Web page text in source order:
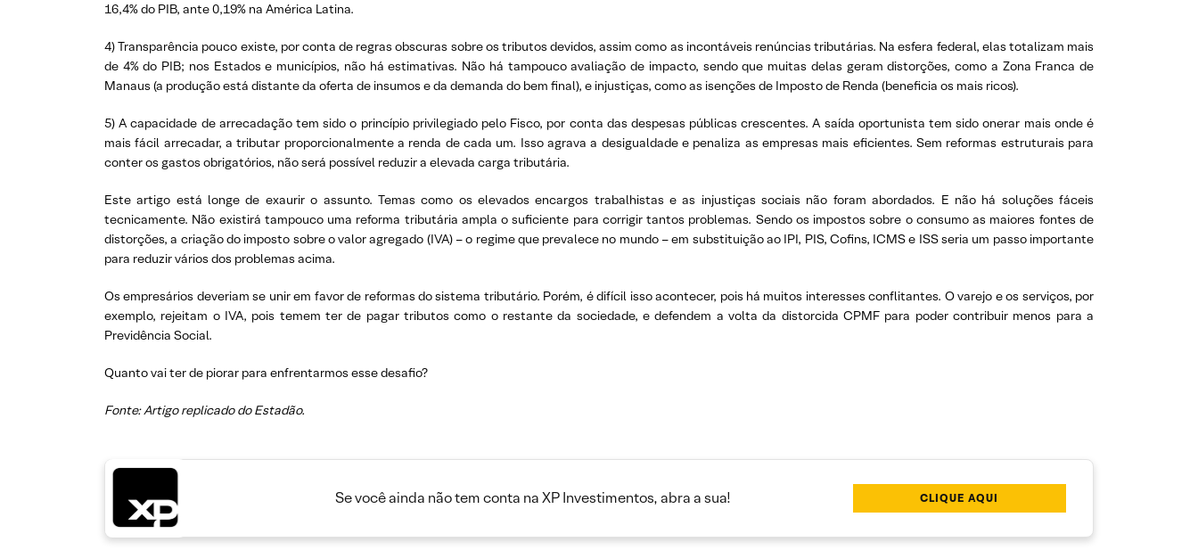
16,4% do PIB, ante 0,19% na América Latina.
4) Transparência pouco existe, por conta de regras obscuras sobre os tributos devidos, assim como as incontáveis renúncias tributárias. Na esfera federal, elas totalizam mais
de 4% do PIB; nos Estados e municípios, não há estimativas. Não há tampouco avaliação de impacto, sendo que muitas delas geram distorções, como a Zona Franca de
Manaus (a produção está distante da oferta de insumos e da demanda do bem final), e injustiças, como as isenções de Imposto de Renda (beneficia os mais ricos).
5) A capacidade de arrecadação tem sido o princípio privilegiado pelo Fisco, por conta das despesas públicas crescentes. A saída oportunista tem sido onerar mais onde é
mais fácil arrecadar, a tributar proporcionalmente a renda de cada um. Isso agrava a desigualdade e penaliza as empresas mais eficientes. Sem reformas estruturais para
conter os gastos obrigatórios, não será possível reduzir a elevada carga tributária.
Este artigo está longe de exaurir o assunto. Temas como os elevados encargos trabalhistas e as injustiças sociais não foram abordados. E não há soluções fáceis
tecnicamente. Não existirá tampouco uma reforma tributária ampla o suficiente para corrigir tantos problemas. Sendo os impostos sobre o consumo as maiores fontes de
distorções, a criação do imposto sobre o valor agregado (IVA) – o regime que prevalece no mundo – em substituição ao IPI, PIS, Cofins, ICMS e ISS seria um passo importante
para reduzir vários dos problemas acima.
Os empresários deveriam se unir em favor de reformas do sistema tributário. Porém, é difícil isso acontecer, pois há muitos interesses conflitantes. O varejo e os serviços, por
exemplo, rejeitam o IVA, pois temem ter de pagar tributos como o restante da sociedade, e defendem a volta da distorcida CPMF para poder contribuir menos para a
Previdência Social.
Quanto vai ter de piorar para enfrentarmos esse desafio?
Fonte: Artigo replicado do Estadão.
Se você ainda não tem conta na XP Investimentos, abra a sua! CLIQUE AQUI